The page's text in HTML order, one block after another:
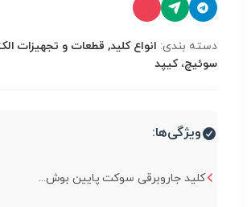
دسته بندی: انواع کلید, قطعات و تجهیزات
سوئیچ، کیپد
ویژگی‌ها:
کلید جاروبرقی سوکت پایین بوش...